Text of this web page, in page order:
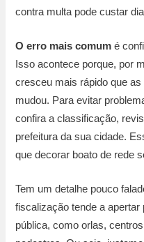
contra multa pode custar
O erro mais comum é
Isso acontece porque, por
cresceu mais rápido que
mudou. Para evitar
confira a classificação,
prefeitura da sua cidade.
que decorar boato de rede
Tem um detalhe pouco
fiscalização tende a
pública, como orlas,